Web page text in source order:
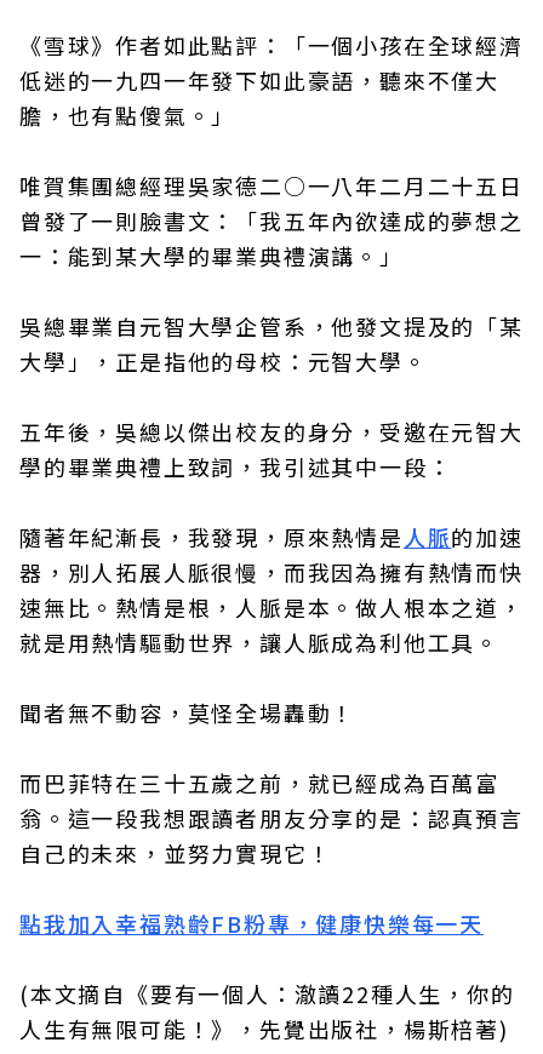
《雪球》作者如此點評：「一個小孩在全球經濟
低迷的一九四一年發下如此豪語，聽來不僅大
膽，也有點傻氣。」
唯賀集團總經理吳家德二○一八年二月二十五日
曾發了一則臉書文：「我五年內欲達成的夢想之
一：能到某大學的畢業典禮演講。」
吳總畢業自元智大學企管系，他發文提及的「某
大學」，正是指他的母校：元智大學。
五年後，吳總以傑出校友的身分，受邀在元智大
學的畢業典禮上致詞，我引述其中一段：
隨著年紀漸長，我發現，原來熱情是 人脈的加速
器，別人拓展人脈很慢，而我因為擁有熱情而快
速無比。熱情是根，人脈是本。做人根本之道，
就是用熱情驅動世界，讓人脈成為利他工具。
聞者無不動容，莫怪全場轟動！
而巴菲特在三十五歲之前，就已經成為百萬富
翁。這一段我想跟讀者朋友分享的是：認真預言
自己的未來，並努力實現它！
點我加入幸福熟齡FB粉專，健康快樂每一天
(本文摘自《要有一個人：澈讀22種人生，你的
人生有無限可能！》，先覺出版社，楊斯棓著)